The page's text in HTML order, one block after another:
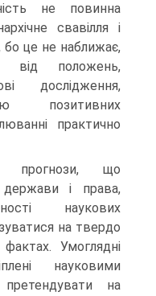
не повинна
свавілля і
бо це не наближає,
від положень,
дослідження,
позитивних
практично
прогнози, що
і права,
наукових
на твердо
Умоглядні
науковими
на